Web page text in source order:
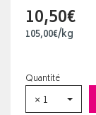
10,50€
105,00€/kg
Quantité
× 1